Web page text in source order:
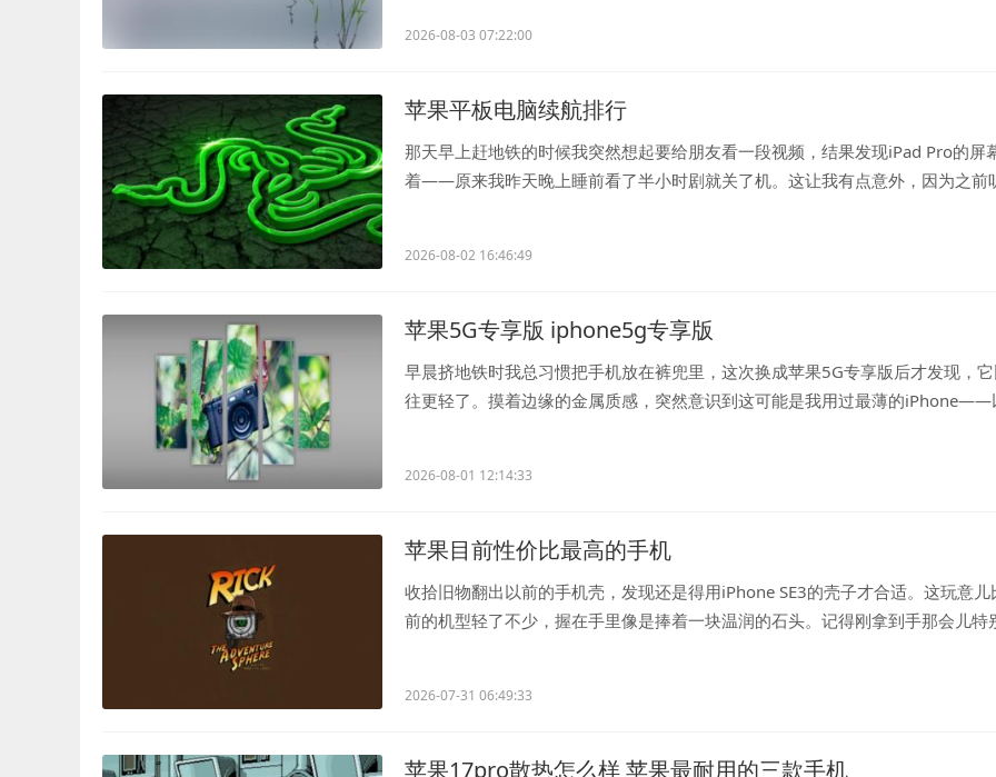
2026-08-03 07:22:00
苹果平板电脑续航排行
那天早上赶地铁的时候我突然想起要给朋友看一段视频，结果发现iPad Pro的屏
着——原来我昨天晚上睡前看了半小时剧就关了机。这让我有点意外，因为之前
2026-08-02 16:46:49
苹果5G专享版 iphone5g专享版
早晨挤地铁时我总习惯把手机放在裤兜里，这次换成苹果5G专享版后才发现，
往更轻了。摸着边缘的金属质感，突然意识到这可能是我用过最薄的iPhone——
2026-08-01 12:14:33
苹果目前性价比最高的手机
收拾旧物翻出以前的手机壳，发现还是得用iPhone SE3的壳子才合适。这玩意儿
前的机型轻了不少，握在手里像是捧着一块温润的石头。记得刚拿到手那会儿特
2026-07-31 06:49:33
苹果17pro散热怎么样 苹果最耐用的三款手机